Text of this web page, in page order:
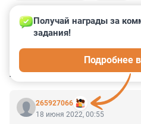
КОММЕНТАРИИ 102
265927066
Получай награды за
задания!
Подробнее
18 июня 2022, 00:55